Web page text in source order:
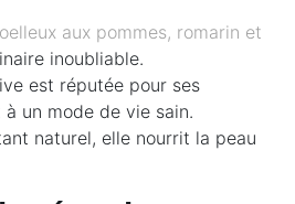
aux pommes, romarin et
inoubliable.
est réputée pour ses
un mode de vie sain.
naturel, elle nourrit la peau